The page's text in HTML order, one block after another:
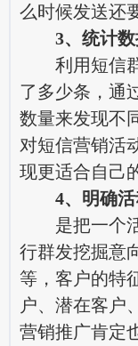
么时候发送还
3、统计数
利用短信群
了多少条，通
数量来发现不
对短信营销活
现更适合自己
4、明确活
是把一个活
行群发挖掘意
等，客户的特
户、潜在客户
营销推广肯定